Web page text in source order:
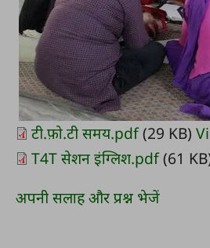
टी.फ़ो.टी समय.pdf(29 KB)
T4T सेशन इंग्लिश.pdf(61
अपनी सलाह और प्रश्न भेजें